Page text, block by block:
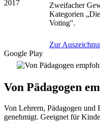
Zweifacher
Kategorien
Voting".
Zur
Google Play
Von Pädagogen
Von Lehrern, Pädagogen und
genehmigt. Geeignet für